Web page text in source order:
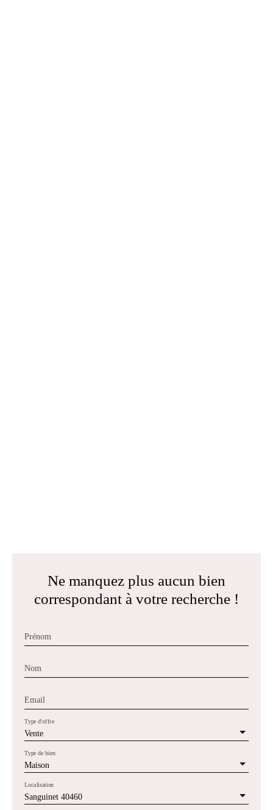
Ne manquez plus aucun bien
correspondant à votre recherche !
Prénom
Nom
Email
Vente
Type d'offre
Maison
Type de bien
Sanguinet 40460
Localisation